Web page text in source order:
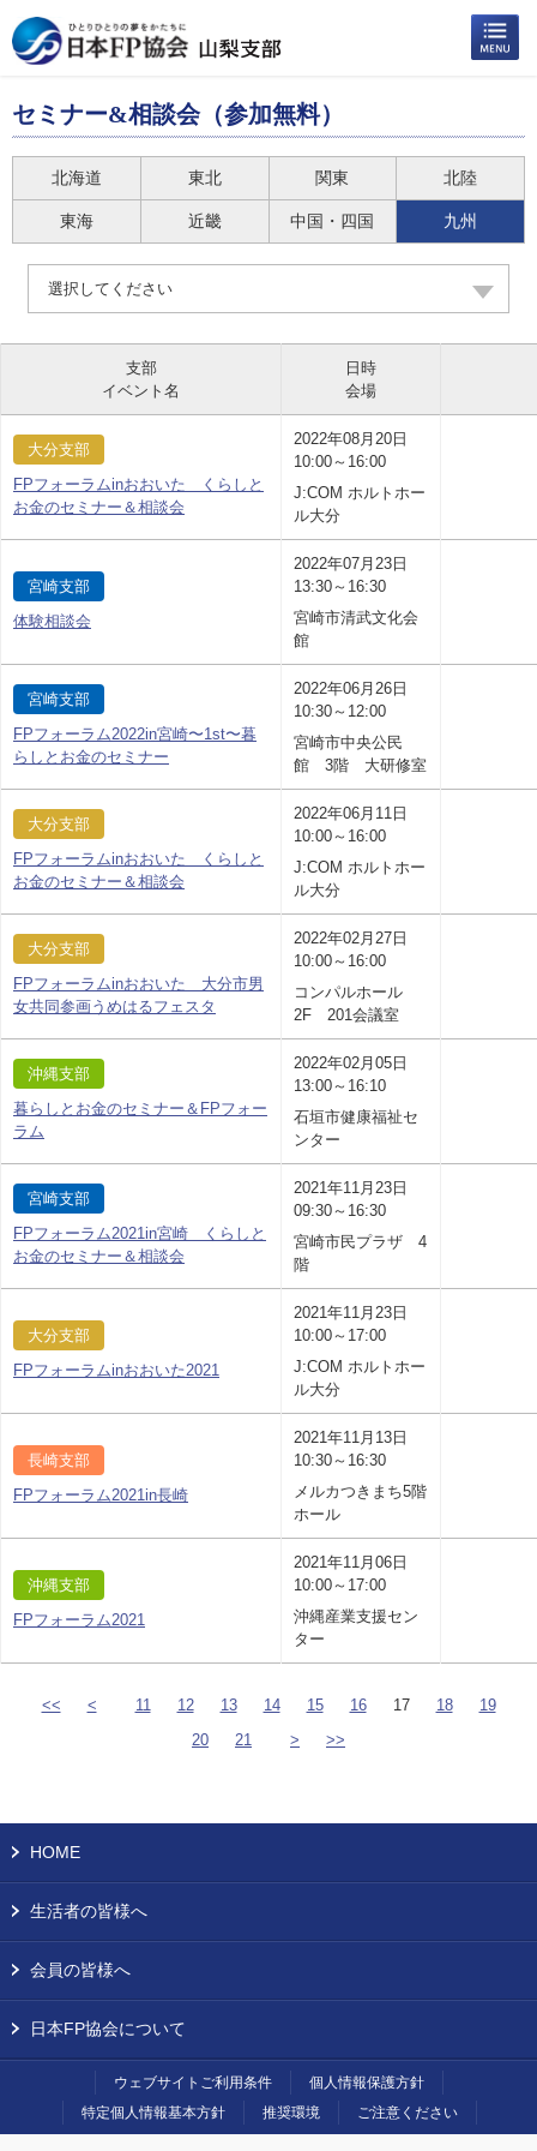
セミナー&相談会（参加無料）
北海道 東北 関東 北陸
東海 近畿 中国・四国 九州
選択してください
支部
イベント名
日時
会場
大分支部
FPフォーラムinおおいた くらしと
お金のセミナー＆相談会
2022年08月20日
10:00～16:00
J:COM ホルトホー
ル大分
宮崎支部
体験相談会
2022年07月23日
13:30～16:30
宮崎市清武文化会
館
宮崎支部
FPフォーラム2022in宮崎〜1st〜暮
らしとお金のセミナー
2022年06月26日
10:30～12:00
宮崎市中央公民
館 3階 大研修室
大分支部
FPフォーラムinおおいた くらしと
お金のセミナー＆相談会
2022年06月11日
10:00～16:00
J:COM ホルトホー
ル大分
大分支部
FPフォーラムinおおいた 大分市男
女共同参画うめはるフェスタ
2022年02月27日
10:00～16:00
コンパルホール
2F 201会議室
沖縄支部
暮らしとお金のセミナー＆FPフォー
ラム
2022年02月05日
13:00～16:10
石垣市健康福祉セ
ンター
宮崎支部
FPフォーラム2021in宮崎 くらしと
お金のセミナー＆相談会
2021年11月23日
09:30～16:30
宮崎市民プラザ 4
階
大分支部
FPフォーラムinおおいた2021
2021年11月23日
10:00～17:00
J:COM ホルトホー
ル大分
長崎支部
FPフォーラム2021in長崎
2021年11月13日
10:30～16:30
メルカつきまち5階
ホール
沖縄支部
FPフォーラム2021
2021年11月06日
10:00～17:00
沖縄産業支援セン
ター
<< < 11 12 13 14 15 16 17 18
19
20
21 > >>
HOME
生活者の皆様へ
会員の皆様へ
日本FP協会について
ウェブサイトご利用条件
個人情報保護方針
特定個人情報基本方針
推奨環境 ご注意ください